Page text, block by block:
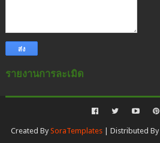
รายงานการละเมิด
Created By SoraTemplates| Distributed By